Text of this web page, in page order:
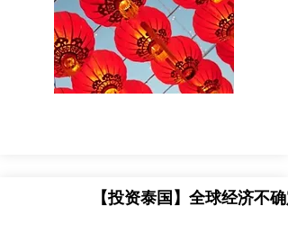
【投资泰国】全球经济不